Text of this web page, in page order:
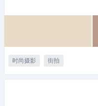
时尚摄影 街拍